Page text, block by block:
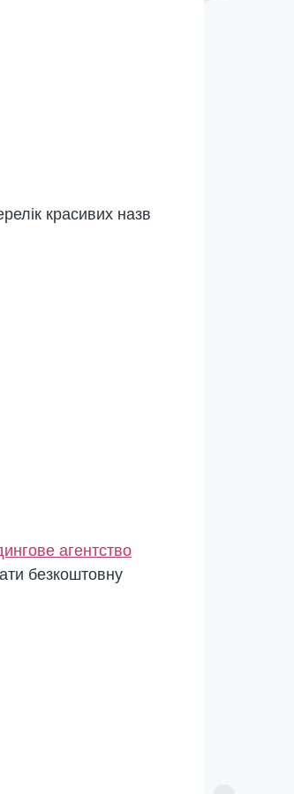
красивих назв
агентство
безкоштовну